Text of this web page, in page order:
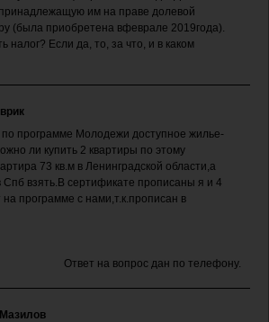
им на праве долевой
(была приобретена вфеврале 2019года).
налог? Если да, то, за что, и в каком
программе Молодежи доступное жилье-
ли купить 2 квартиры по этому
73 кв.м в Ленинградской области,а
Спб взять.В сертификате прописаны я и 4
на программе с нами,т.к.прописан в
Ответ на вопрос дан по телефону.